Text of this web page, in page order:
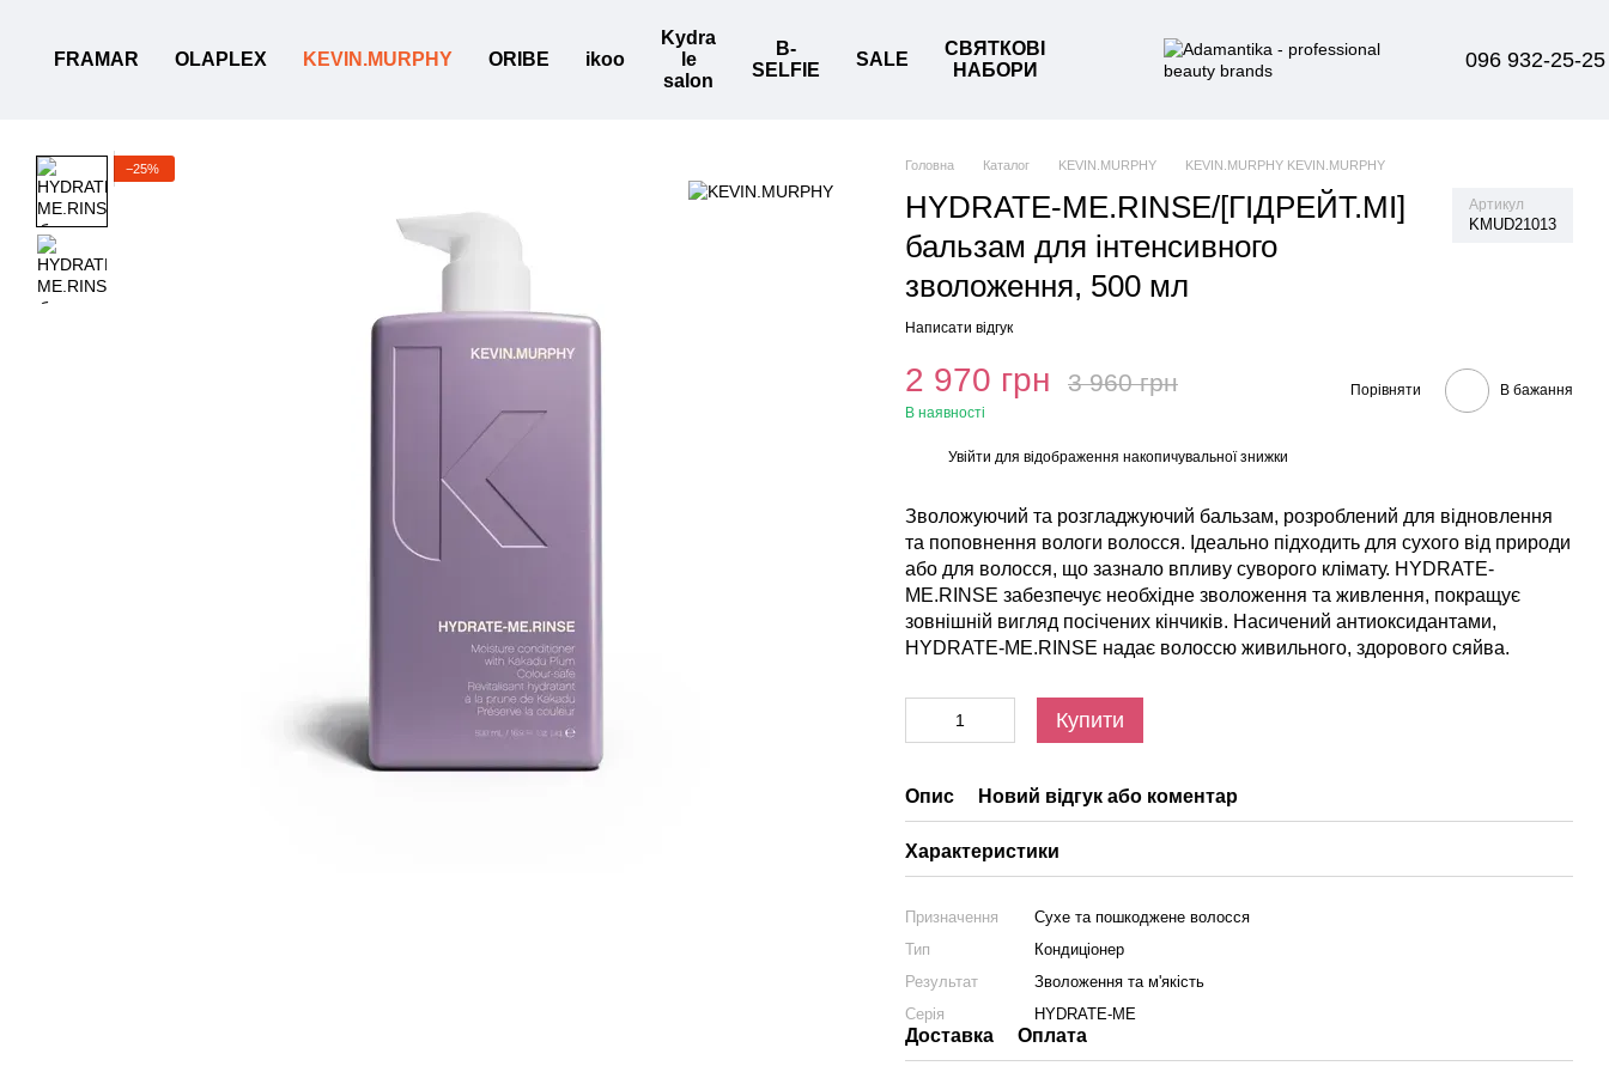
FRAMAR OLAPLEX KEVIN.MURPHY ORIBE ikoo
Kydra
le
salon
B-
SELFIE
SALE
СВЯТКОВІ
НАБОРИ
096 932-25-25
−25% Головна Каталог KEVIN.MURPHY KEVIN.MURPHY KEVIN.MURPHY
HYDRATE-ME.RINSE/[ГІДРЕЙТ.МІ]
бальзам для інтенсивного
зволоження, 500 мл
Артикул
KMUD21013
Написати відгук
2 970 грн 3 960 грн
В наявності
Порівняти В бажання
Увійти для відображення накопичувальної знижки
Зволожуючий та розгладжуючий бальзам, розроблений для відновлення
та поповнення вологи волосся. Ідеально підходить для сухого від природи
або для волосся, що зазнало впливу суворого клімату. HYDRATE-
ME.RINSE забезпечує необхідне зволоження та живлення, покращує
зовнішній вигляд посічених кінчиків. Насичений антиоксидантами,
HYDRATE-ME.RINSE надає волоссю живильного, здорового сяйва.
Купити
Опис Новий відгук або коментар
Характеристики
Призначення
Сухе та пошкоджене волосся
Тип
Кондиціонер
Результат
Зволоження та м'якість
Серія
HYDRATE-ME
Доставка Оплата